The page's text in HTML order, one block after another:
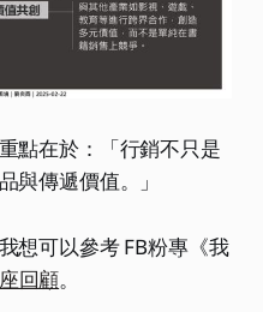
點在於：「行銷不只是
與傳遞價值。」
想可以參考 FB粉專《我
回顧。